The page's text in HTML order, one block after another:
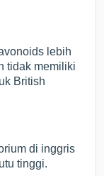
lebih
tidak memiliki
British
di inggris
tinggi.